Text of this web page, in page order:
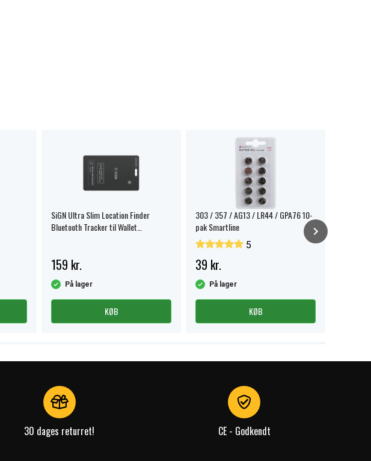
SiGN Ultra Slim Location Finder
Bluetooth Tracker til Wallet
159 kr.
På lager
KØB
303 / 357 / AG13 / LR44 / GPA76 10-
pak Smartline
5
39 kr.
På lager
KØB
30 dages returret! CE - Godkendt